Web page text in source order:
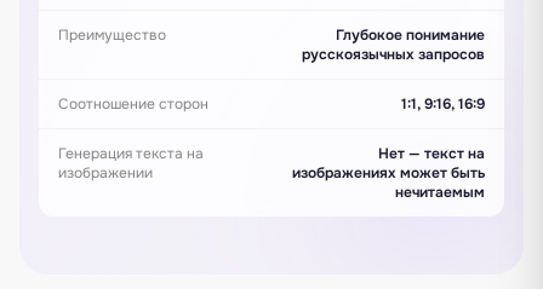
Преимущество
Глубокое понимание
русскоязычных запросов
Соотношение сторон 1:1, 9:16, 16:9
Генерация текста на
изображении
Нет — текст на
изображениях может быть
нечитаемым